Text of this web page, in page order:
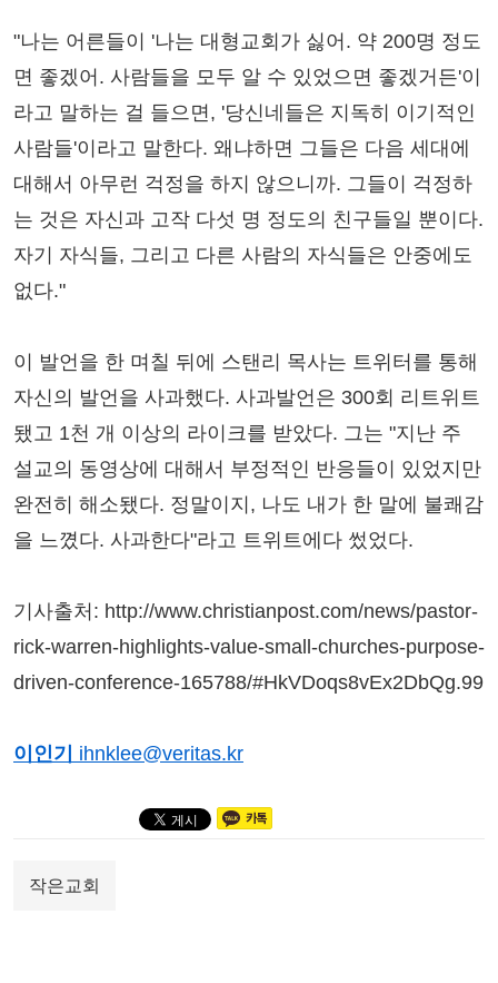
"나는 어른들이 '나는 대형교회가 싫어. 약 200명 정도
면 좋겠어. 사람들을 모두 알 수 있었으면 좋겠거든'이
라고 말하는 걸 들으면, '당신네들은 지독히 이기적인
사람들'이라고 말한다. 왜냐하면 그들은 다음 세대에
대해서 아무런 걱정을 하지 않으니까. 그들이 걱정하
는 것은 자신과 고작 다섯 명 정도의 친구들일 뿐이다.
자기 자식들, 그리고 다른 사람의 자식들은 안중에도
없다."
이 발언을 한 며칠 뒤에 스탠리 목사는 트위터를 통해
자신의 발언을 사과했다. 사과발언은 300회 리트위트
됐고 1천 개 이상의 라이크를 받았다. 그는 "지난 주
설교의 동영상에 대해서 부정적인 반응들이 있었지만
완전히 해소됐다. 정말이지, 나도 내가 한 말에 불쾌감
을 느꼈다. 사과한다"라고 트위트에다 썼었다.
기사출처: http://www.christianpost.com/news/pastor-
rick-warren-highlights-value-small-churches-purpose-
driven-conference-165788/#HkVDoqs8vEx2DbQg.99
이인기 ihnklee@veritas.kr
작은교회